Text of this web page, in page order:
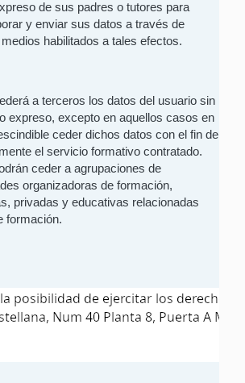
de sus padres o tutores para
y enviar sus datos a través de
habilitados a tales efectos.
a terceros los datos del usuario sin
expreso, excepto en aquellos casos en
ceder dichos datos con el fin de
el servicio formativo contratado.
ceder a agrupaciones de
organizadoras de formación,
privadas y educativas relacionadas
formación.